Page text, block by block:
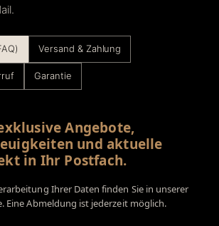
Versand & Zahlung
Garantie
Angebote,
und aktuelle
in Ihr Postfach.
Ihrer Daten finden Sie in unserer
Eine Abmeldung ist jederzeit möglich.